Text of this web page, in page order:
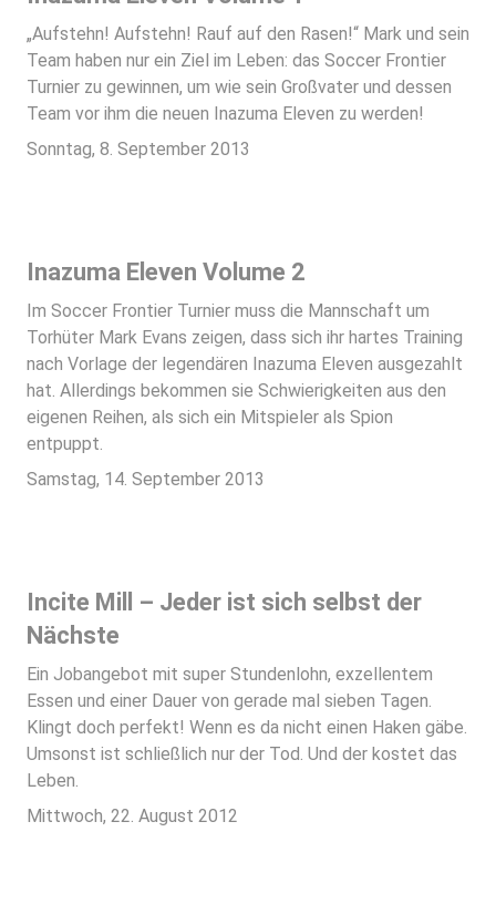
„Aufstehn! Aufstehn! Rauf auf den Rasen!“ Mark und sein
Team haben nur ein Ziel im Leben: das Soccer Frontier
Turnier zu gewinnen, um wie sein Großvater und dessen
Team vor ihm die neuen Inazuma Eleven zu werden!
Sonntag, 8. September 2013
Inazuma Eleven Volume 2
Im Soccer Frontier Turnier muss die Mannschaft um
Torhüter Mark Evans zeigen, dass sich ihr hartes Training
nach Vorlage der legendären Inazuma Eleven ausgezahlt
hat. Allerdings bekommen sie Schwierigkeiten aus den
eigenen Reihen, als sich ein Mitspieler als Spion
entpuppt.
Samstag, 14. September 2013
Incite Mill – Jeder ist sich selbst der
Nächste
Ein Jobangebot mit super Stundenlohn, exzellentem
Essen und einer Dauer von gerade mal sieben Tagen.
Klingt doch perfekt! Wenn es da nicht einen Haken gäbe.
Umsonst ist schließlich nur der Tod. Und der kostet das
Leben.
Mittwoch, 22. August 2012